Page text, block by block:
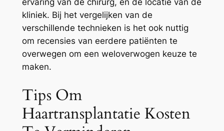
ervaring van de chirurg, en de locatie van de
kliniek. Bij het vergelijken van de
verschillende technieken is het ook nuttig
om recensies van eerdere patiënten te
overwegen om een weloverwogen keuze te
maken.
Tips Om
Haartransplantatie Kosten